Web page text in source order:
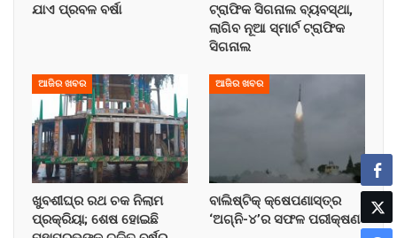
ଯାଏ ପ୍ରବଳ ବର୍ଷା
ଟ୍ରାଫିକ ସିଗନାଲ ବ୍ୟବସ୍ଥା,
ଲାଗିବ ନୂଆ ସ୍ମାର୍ଟ ଟ୍ରାଫିକ
ସିଗନାଲ
ଆଜିର ଖବର
ଖୁବଶୀଘ୍ର ରଥ ଚକ ନିଲାମ
ପ୍ରକ୍ରିୟା; ଶେଷ ହୋଇଛି
ଆଜିର ଖବର
ବାଲିଷ୍ଟିକ୍ କ୍ଷେପଣାସ୍ତ୍ର
‘ଅଗ୍ନି-୪’ର ସଫଳ ପରୀକ୍ଷଣ